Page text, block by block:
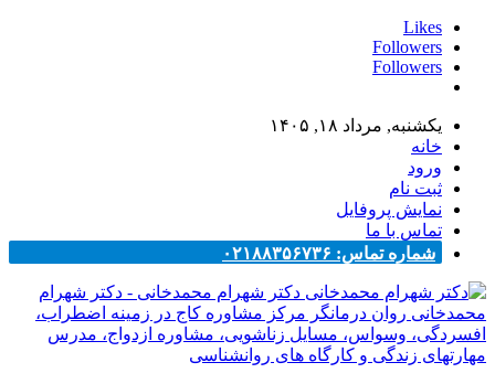
Likes
Followers
Followers
یکشنبه, مرداد ۱۸, ۱۴۰۵
خانه
ورود
ثبت نام
نمایش پروفایل
تماس با ما
شماره تماس: ۰۲۱۸۸۳۵۶۷۳۶
دکتر شهرام محمدخانی - دکتر شهرام
محمدخانی روان درمانگر مرکز مشاوره کاج در زمینه اضطراب،
افسردگی، وسواس، مسایل زناشویی، مشاوره ازدواج، مدرس
مهارتهای زندگی و کارگاه های روانشناسی